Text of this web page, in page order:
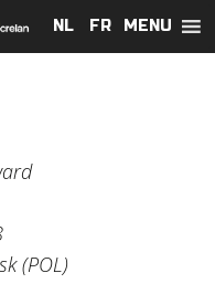
MENU
NL FR
(POL)
NL FR